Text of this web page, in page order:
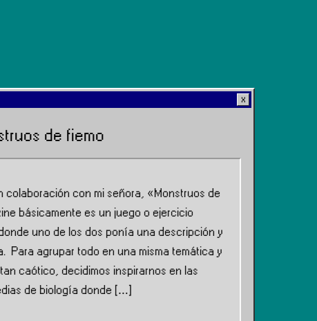
de fiemo
colaboración con mi señora, «Monstruos de
básicamente es un juego o ejercicio
uno de los dos ponía una descripción y
Para agrupar todo en una misma temática y
caótico, decidimos inspirarnos en las
de biología donde […]